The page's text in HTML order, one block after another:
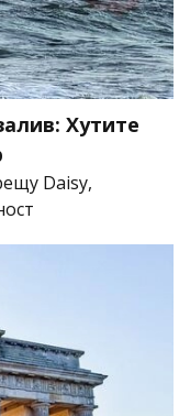
Хутите
Daisy,